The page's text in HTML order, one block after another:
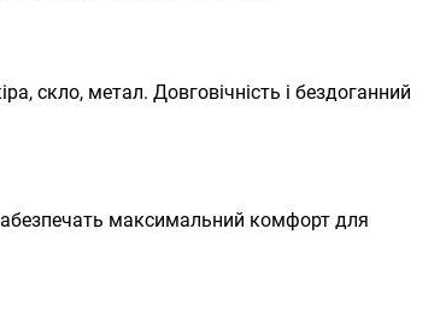
скло, метал. Довговічність і бездоганний
максимальний комфорт для